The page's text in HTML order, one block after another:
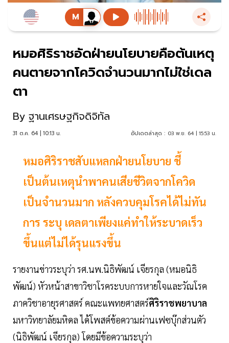
หมอศิริราชอัดฝ่ายนโยบายคือต้นเหตุ
คนตายจากโควิดจำนวนมากไม่ใช่เดล
ตา
By ฐานเศรษฐกิจดิจิทัล
31 ต.ค. 64 | 10:13 น. อัปเดตล่าสุด : 03 พ.ย. 64 | 15:53 น.
หมอศิริราชสับแหลกฝ่ายนโยบาย ชี้
เป็นต้นเหตุนำพาคนเสียชีวิตจากโควิด
เป็นจำนวนมาก หลังควบคุมโรคได้ไม่ทัน
การ ระบุ เดลตาเพียงแค่ทำให้ระบาดเร็ว
ขึ้นแต่ไม่ได้รุนแรงขึ้น
รายงานข่าวระบุว่า รศ.นพ.นิธิพัฒน์ เจียรกุล (หมอนิธิ
พัฒน์) หัวหน้าสาขาวิชาโรคระบบการหายใจและวัณโรค
ภาควิชาอายุรศาสตร์ คณะแพทยศาสตร์ศิริราชพยาบาล
มหาวิทยาลัยมหิดล ได้โพสต์ข้อความผ่านเฟซบุ๊กส่วนตัว
(นิธิพัฒน์ เจียรกุล) โดยมีข้อความระบุว่า